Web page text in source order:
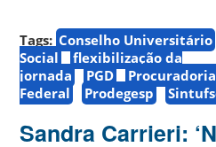
Tags: Conselho Universitário
Social
flexibilização da
jornada
PGD
Procuradoria
Federal
Prodegesp
Sandra Carrieri: